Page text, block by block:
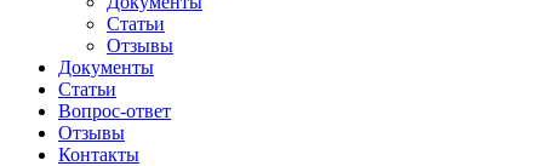
Статьи
Отзывы
Документы
Статьи
Вопрос-ответ
Отзывы
Контакты